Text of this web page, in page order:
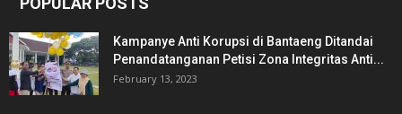
Kampanye Anti Korupsi di Bantaeng Ditandai
Penandatanganan Petisi Zona Integritas Anti...
February 13, 2023